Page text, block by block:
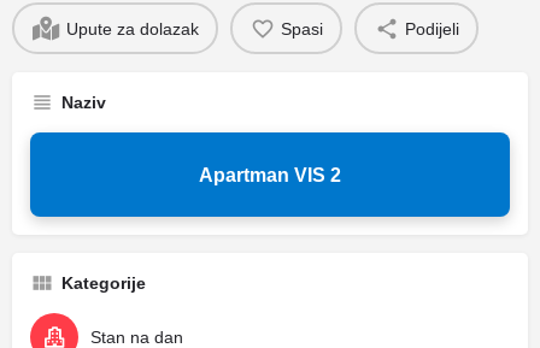
Upute za dolazak Spasi Podijeli
Naziv
Apartman VIS 2
Kategorije
Stan na dan